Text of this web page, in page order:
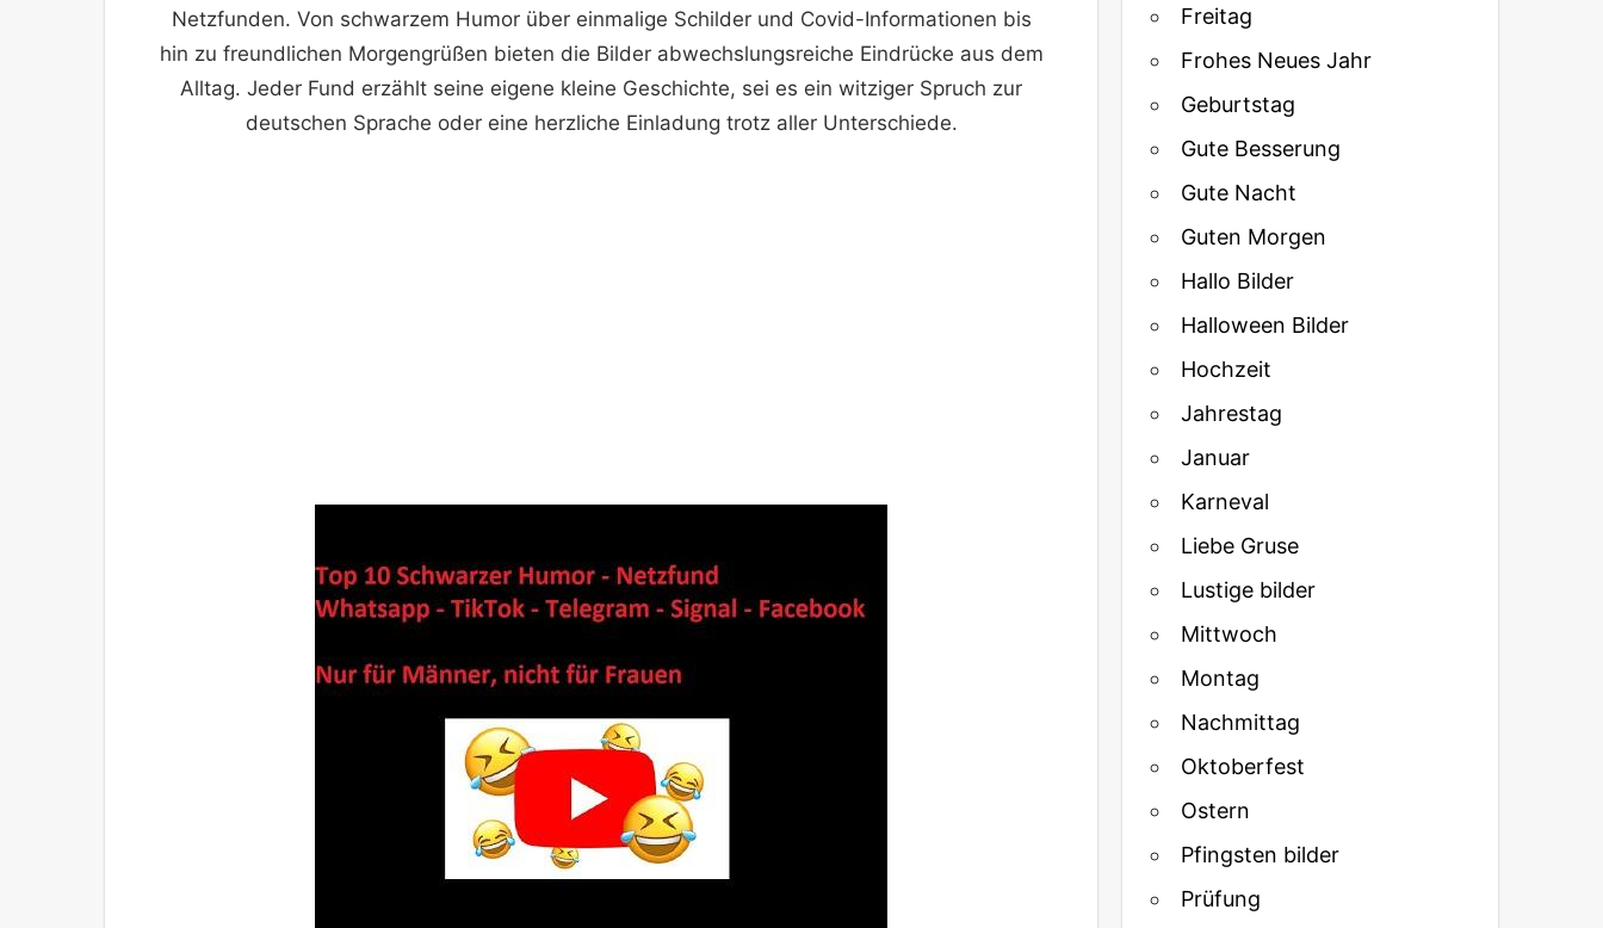
Netzfunden. Von schwarzem Humor über einmalige Schilder und Covid-Informationen bis
hin zu freundlichen Morgengrüßen bieten die Bilder abwechslungsreiche Eindrücke aus dem
Alltag. Jeder Fund erzählt seine eigene kleine Geschichte, sei es ein witziger Spruch zur
deutschen Sprache oder eine herzliche Einladung trotz aller Unterschiede.
Freitag
Frohes Neues Jahr
Geburtstag
Gute Besserung
Gute Nacht
Guten Morgen
Hallo Bilder
Halloween Bilder
Hochzeit
Jahrestag
Januar
Karneval
Liebe Gruse
Lustige bilder
Mittwoch
Montag
Nachmittag
Oktoberfest
Ostern
Pfingsten bilder
Prüfung